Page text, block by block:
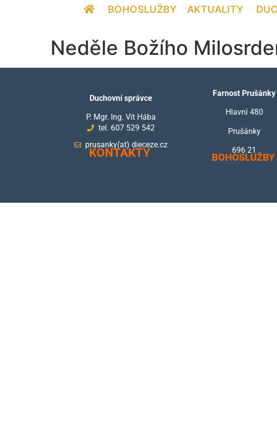
BOHOSLUŽBY AKTUALITY
Neděle Božího
Duchovní správce
P. Mgr. Ing. Vít Hába
tel. 607 529 542
prusanky(at) dieceze.cz
KONTAKTY
Farnost Prušánky
Hlavní 480
Prušánky
696 21
BOHOSLUŽBY